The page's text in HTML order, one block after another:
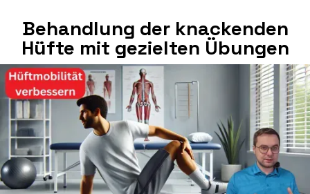
Behandlung der knackenden
Hüfte mit gezielten Übungen